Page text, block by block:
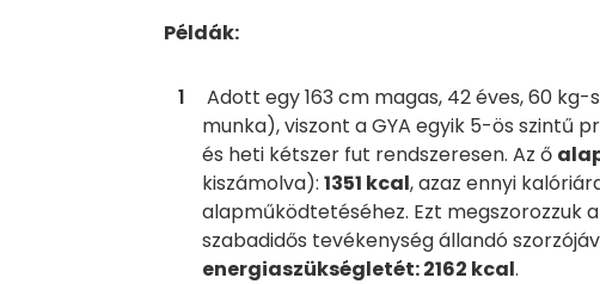
Példák:
Adott egy 163 cm magas, 42 éves, 60
munka), viszont a GYA egyik 5-ös szintű
és heti kétszer fut rendszeresen. Az ő
kiszámolva):1351 kcal, azaz ennyi
alapműködtetéséhez. Ezt megszorozzuk
szabadidős tevékenység állandó
energiaszükségletét: 2162 kcal.